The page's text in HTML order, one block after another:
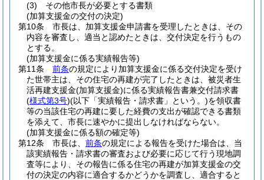
(3)
その他市長が必要とする書類
(加算支援金の交付の決定)
第10条
市長は、加算支援金申請書を受理したときは、その
内容を審査し、適当と認めたときは、交付決定を行うもの
とする。
(加算支援金に係る実績報告等)
第11条
前条の規定により加算支援金に係る交付決定を受け
た世帯主は、その住宅の再建が完了したときは、被災者生
活再建支援金(加算支援金)に係る実績報告書兼交付請求書
(様式第3号)(以下「実績報告・請求書」という。)を領収書
等の当該住宅の再建に要した経費の支出が確認できる書類
を添えて、市長に速やかに提出しなければならない。
(加算支援金に係る額の確定等)
第12条
市長は、 前条の規定による報告を受けた場合は、当
該実績報告・請求書の審査および必要に応じて行う現地調
査等により、その報告に係る住宅の再建が加算支援金の交
付の決定の内容に適合するかどうかを調査し、適合すると